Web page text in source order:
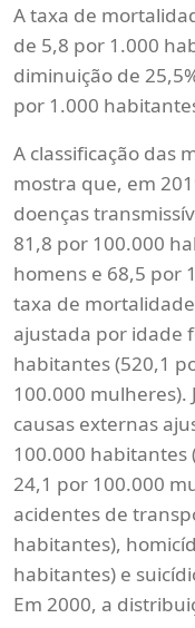
A taxa de
de 5,8 por 1.000
diminuição de
por 1.000
A classificação das
mostra que, em
doenças
81,8 por 100.000
homens e 68,5 por
taxa de
ajustada por idade
habitantes (520,1
100.000
causas externas
100.000 habitantes
24,1 por 100.000
acidentes de
habitantes),
habitantes) e
Em 2000, a